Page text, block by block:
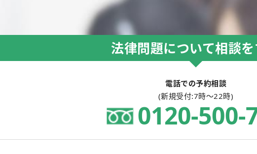
法律問題について相談を
電話での予約相談
(新規受付:7時～22時)
0120-418-